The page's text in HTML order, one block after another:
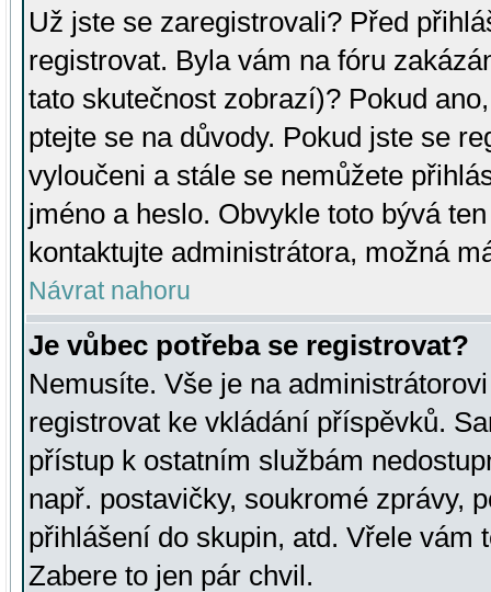
Už jste se zaregistrovali? Před
registrovat. Byla vám na fóru
tato skutečnost zobrazí)? Pokud
ptejte se na důvody. Pokud jste se
vyloučeni a stále se nemůžete
jméno a heslo. Obvykle toto bývá
kontaktujte administrátora, možná
Návrat nahoru
Je vůbec potřeba se registrovat?
Nemusíte. Vše je na
registrovat ke vkládání příspěvků.
přístup k ostatním službám
např. postavičky, soukromé zprávy,
přihlášení do skupin, atd. Vřele vám
Zabere to jen pár chvil.